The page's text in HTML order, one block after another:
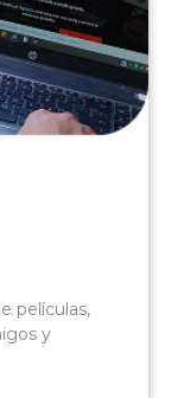
películas,
y